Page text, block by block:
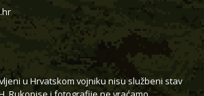
u Hrvatskom vojniku nisu službeni stav